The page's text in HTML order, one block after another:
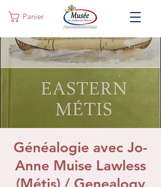
Panier
Généalogie avec Jo-
Anne Muise Lawless
(Métis) / Genealogy